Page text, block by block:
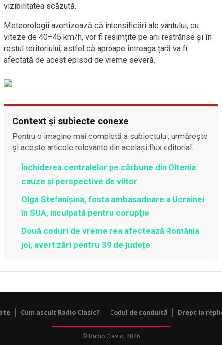
vizibilitatea scăzută.
Meteorologii avertizează că intensificări ale vântului, cu
viteze de 40–45 km/h, vor fi resimțite pe arii restrânse și în
restul teritoriului, astfel că aproape întreaga țară va fi
afectată de acest episod de vreme severă.
Context și subiecte conexe
Pentru o imagine mai completă a subiectului, urmărește
și aceste articole relevante din același flux editorial.
Închiderea centralelor pe cărbune din Oltenia:
cauze și perspective de viitor
Olga Stefanîşina, fosta ambasadoare a Ucrainei
în SUA, inculpată pentru corupţie
Două coduri de vreme rea afectează România
joi, avertizări pentru 39 de județe
Cum ascult Radio Clasic? Codul de conduită Drept la
© Radio Clasic, 2026